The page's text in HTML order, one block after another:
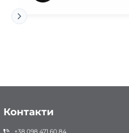
Белый/Белый
Контакти
+38 098 471 60 84